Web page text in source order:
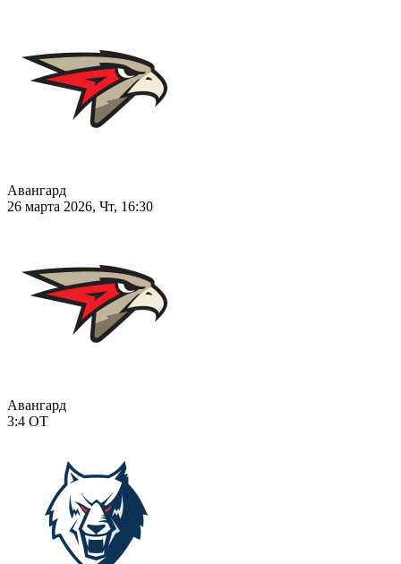
Авангард
26 марта 2026, Чт, 16:30
Авангард
3:4 ОТ